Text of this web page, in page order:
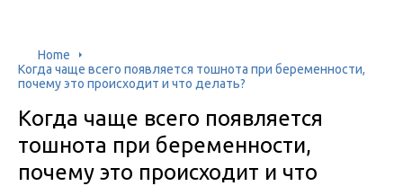
Home
Когда чаще всего появляется тошнота при беременности,
почему это происходит и что делать?
Когда чаще всего появляется
тошнота при беременности,
почему это происходит и что